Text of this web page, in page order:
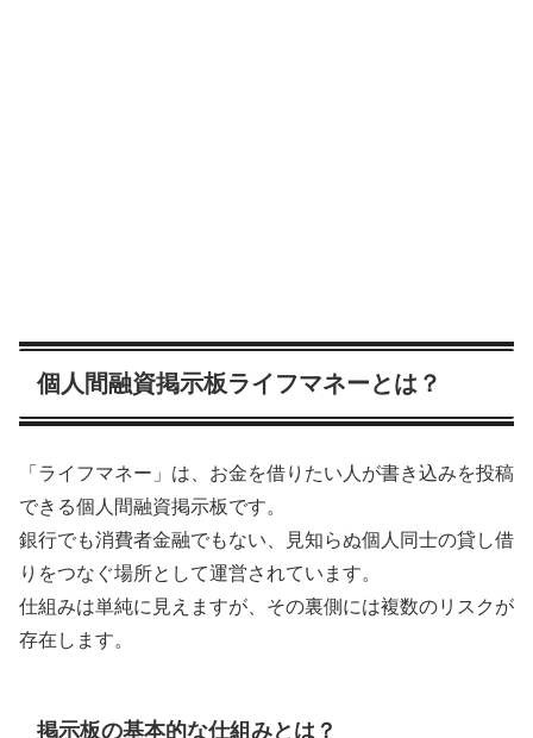
個人間融資掲示板ライフマネーとは？
「ライフマネー」は、お金を借りたい人が書き込みを投稿
できる個人間融資掲示板です。
銀行でも消費者金融でもない、見知らぬ個人同士の貸し借
りをつなぐ場所として運営されています。
仕組みは単純に見えますが、その裏側には複数のリスクが
存在します。
掲示板の基本的な仕組みとは？